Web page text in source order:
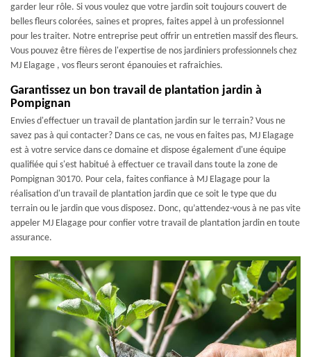
garder leur rôle. Si vous voulez que votre jardin soit toujours couvert de
belles fleurs colorées, saines et propres, faites appel à un professionnel
pour les traiter. Notre entreprise peut offrir un entretien massif des fleurs.
Vous pouvez être fières de l'expertise de nos jardiniers professionnels chez
MJ Elagage , vos fleurs seront épanouies et rafraichies.
Garantissez un bon travail de plantation jardin à
Pompignan
Envies d'effectuer un travail de plantation jardin sur le terrain? Vous ne
savez pas à qui contacter? Dans ce cas, ne vous en faites pas, MJ Elagage
est à votre service dans ce domaine et dispose également d'une équipe
qualifiée qui s'est habitué à effectuer ce travail dans toute la zone de
Pompignan 30170. Pour cela, faites confiance à MJ Elagage pour la
réalisation d'un travail de plantation jardin que ce soit le type que du
terrain ou le jardin que vous disposez. Donc, qu’attendez-vous à ne pas vite
appeler MJ Elagage pour confier votre travail de plantation jardin en toute
assurance.